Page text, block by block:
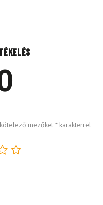
mezőket *karakterrel